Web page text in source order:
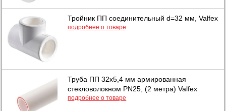
Тройник ПП соединительный d=32 мм, Valfex
подробнее о товаре
Труба ПП 32х5,4 мм армированная
стекловолокном PN25, (2 метра) Valfex
подробнее о товаре